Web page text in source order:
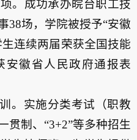
。成功承办皖台职工技
38场，学院被授予“安徽
连续两届荣获全国技能
安徽省人民政府通报表
。实施分类考试（职教
贯制、“3+2”等多种招生